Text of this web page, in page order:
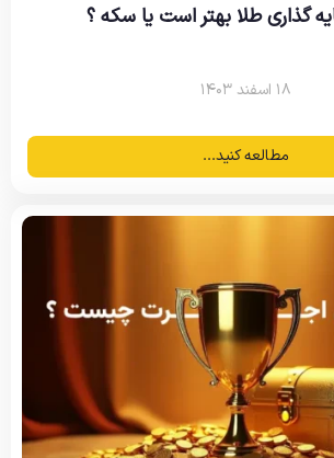
گذاری طلا بهتر است یا سکه ؟
۱۸ اسفند ۱۴۰۳
مطالعه کنید...